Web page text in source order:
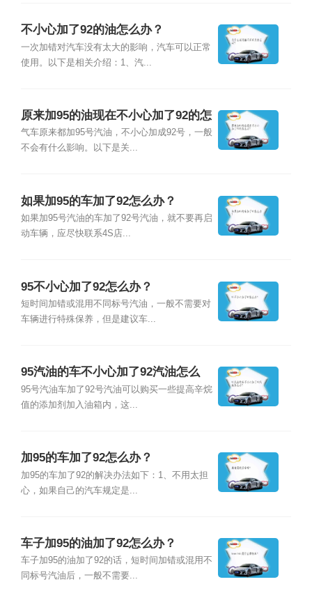
不小心加了92的油怎么办？
一次加错对汽车没有太大的影响，汽车可以正常
使用。以下是相关介绍：1、汽...
原来加95的油现在不小心加了92的怎
么办？
气车原来都加95号汽油，不小心加成92号，一般
不会有什么影响。以下是关...
如果加95的车加了92怎么办？
如果加95号汽油的车加了92号汽油，就不要再启
动车辆，应尽快联系4S店...
95不小心加了92怎么办？
短时间加错或混用不同标号汽油，一般不需要对
车辆进行特殊保养，但是建议车...
95汽油的车不小心加了92汽油怎么
办？
95号汽油车加了92号汽油可以购买一些提高辛烷
值的添加剂加入油箱内，这...
加95的车加了92怎么办？
加95的车加了92的解决办法如下：1、不用太担
心，如果自己的汽车规定是...
车子加95的油加了92怎么办？
车子加95的油加了92的话，短时间加错或混用不
同标号汽油后，一般不需要...